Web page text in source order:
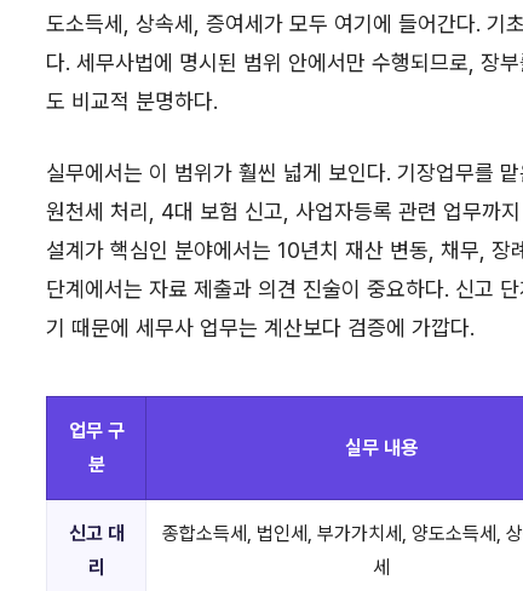
도소득세, 상속세, 증여세가 모두 여기에 들어간다. 기
다. 세무사법에 명시된 범위 안에서만 수행되므로, 장
도 비교적 분명하다.
실무에서는 이 범위가 훨씬 넓게 보인다. 기장업무를
원천세 처리, 4대 보험 신고, 사업자등록 관련 업무까
설계가 핵심인 분야에서는 10년치 재산 변동, 채무, 장
단계에서는 자료 제출과 의견 진술이 중요하다. 신고
기 때문에 세무사 업무는 계산보다 검증에 가깝다.
업무 구
분
실무 내용
신고 대
리
종합소득세, 법인세, 부가가치세, 양도소득세,
세